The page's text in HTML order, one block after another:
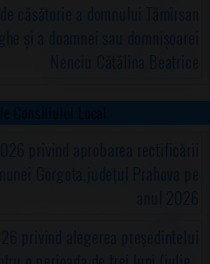
căsătorie a domnului Tămîrsan
și a doamnei sau domnișoarei
Nenciu Cătălina Beatrice
Consiliului Local
privind aprobarea rectificării
Gorgota,judeţul Prahova pe
anul 2026
privind alegerea preşedintelui